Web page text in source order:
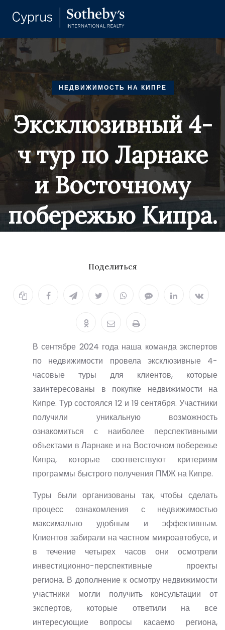
НЕДВИЖИМОСТЬ НА КИПРЕ
Эксклюзивный 4-
ч тур по Ларнаке
и Восточному
побережью Кипра.
Поделиться
В сентябре 2024 года наша команда экспертов
по недвижимости провела эксклюзивные 4-
часовые туры для клиентов, которые
заинтересованы в покупке недвижимости на
Кипре. Тур состоялся 12 и 19 сентября. Участники
получили уникальную возможность
ознакомиться с наиболее перспективными
объектами в Ларнаке и на Восточном побережье
Кипра, которые соответствуют критериям
программы быстрого получения ПМЖ на Кипре.
Туры были организованы так, чтобы сделать
процесс ознакомления с недвижимостью
максимально удобным и эффективным.
Клиентов забирали на частном микроавтобусе, и
в течение четырех часов они осмотрели
инвестиционно-перспективные проекты
региона. В дополнение к осмотру недвижимости
участники могли получить консультации от
экспертов, которые ответили на все
интересующие вопросы касаемо региона,